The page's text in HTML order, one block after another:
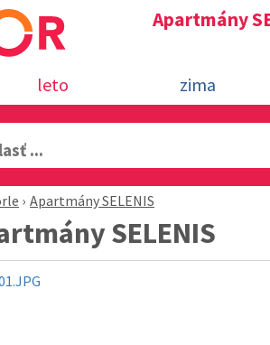
Apartmány
leto zima
...
Apartmány SELENIS
SELENIS